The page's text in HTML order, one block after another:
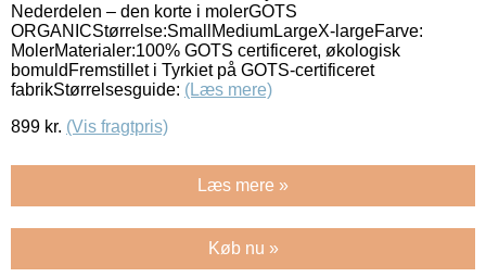
Nederdelen – den korte i molerGOTS
ORGANICStørrelse:SmallMediumLargeX-largeFarve:
MolerMaterialer:100% GOTS certificeret, økologisk
bomuldFremstillet i Tyrkiet på GOTS-certificeret
fabrikStørrelsesguide: (Læs mere)
899 kr. (Vis fragtpris)
Læs mere »
Køb nu »